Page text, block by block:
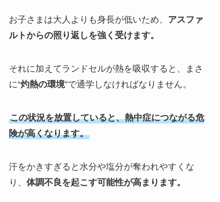
お子さまは大人よりも身長が低いため、 アスファ
ルトからの照り返しを強く受けます。
それに加えてランドセルが熱を吸収すると、まさ
に“灼熱の環境”で通学しなければなりません。
この状況を放置していると、熱中症につながる危
険が高くなります。
汗をかきすぎると水分や塩分が奪われやすくな
り、 体調不良を起こす可能性が高まります。